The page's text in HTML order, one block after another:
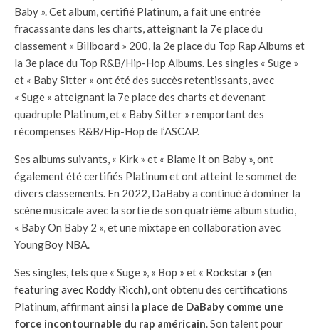
Baby ». Cet album, certifié Platinum, a fait une entrée
fracassante dans les charts, atteignant la 7e place du
classement « Billboard » 200, la 2e place du Top Rap Albums et
la 3e place du Top R&B/Hip-Hop Albums. Les singles « Suge »
et « Baby Sitter » ont été des succès retentissants, avec
« Suge » atteignant la 7e place des charts et devenant
quadruple Platinum, et « Baby Sitter » remportant des
récompenses R&B/Hip-Hop de l’ASCAP.
Ses albums suivants, « Kirk » et « Blame It on Baby », ont
également été certifiés Platinum et ont atteint le sommet de
divers classements. En 2022, DaBaby a continué à dominer la
scène musicale avec la sortie de son quatrième album studio,
« Baby On Baby 2 », et une mixtape en collaboration avec
YoungBoy NBA.
Ses singles, tels que « Suge », « Bop » et « Rockstar » (en
featuring avec Roddy Ricch), ont obtenu des certifications
Platinum, affirmant ainsi la place de DaBaby comme une
force incontournable du rap américain. Son talent pour